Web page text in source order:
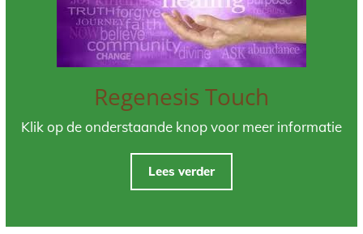
Regenesis Touch
Klik op de onderstaande knop voor meer informatie
Lees verder